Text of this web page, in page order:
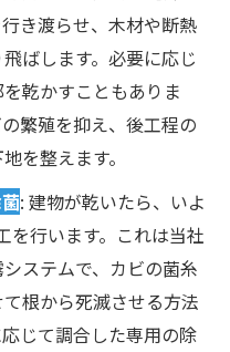
き渡らせ、木材や断熱
ばします。必要に応じ
乾かすこともありま
繁殖を抑え、後工程の
を整えます。
: 建物が乾いたら、いよ
を行います。これは当社
ステムで、カビの菌糸
根から死滅させる方法
じて調合した専用の除